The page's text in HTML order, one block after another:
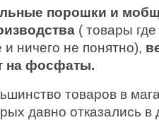
порошки и
( товары
ничего не понятно),
на фосфаты.
товаров в
давно отказались в